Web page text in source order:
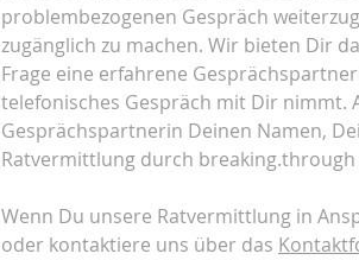
problembezogenen Gespräch
zugänglich zu machen. Wir bieten Dir
Frage eine erfahrene
telefonisches Gespräch mit Dir nimmt.
Gesprächspartnerin Deinen Namen,
Ratvermittlung durch
Wenn Du unsere Ratvermittlung in
oder kontaktiere uns über das